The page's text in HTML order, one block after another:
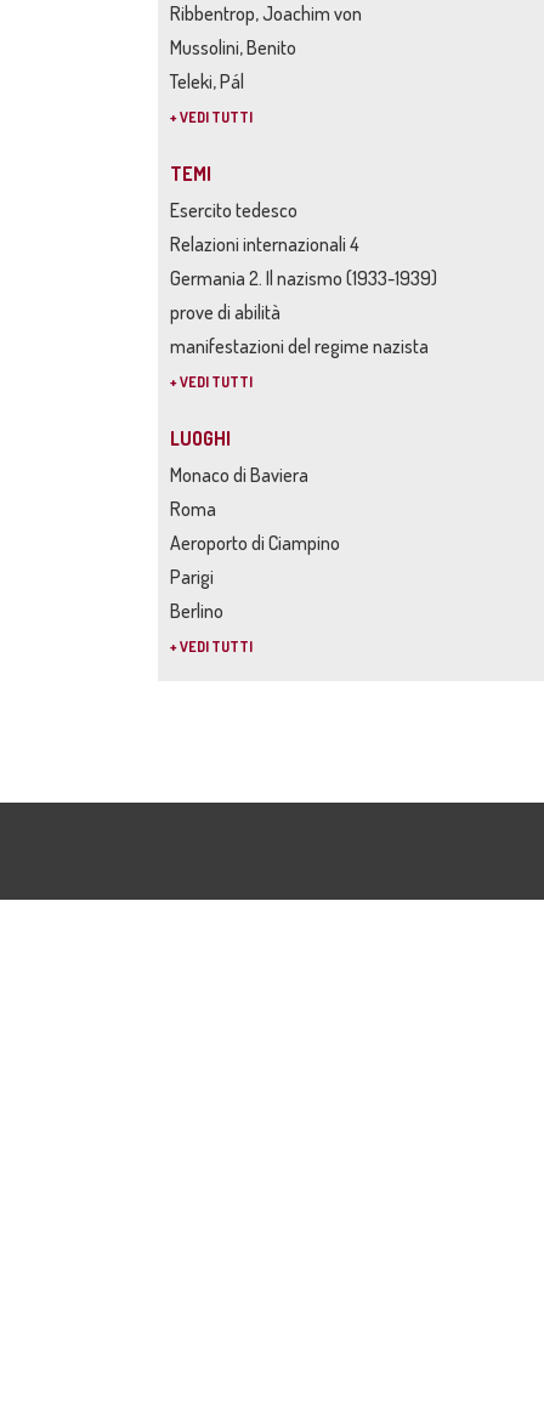
Ribbentrop, Joachim von
Mussolini, Benito
Teleki, Pál
+ VEDI TUTTI
TEMI
Esercito tedesco
Relazioni internazionali 4
Germania 2. Il nazismo (1933-1939)
prove di abilità
manifestazioni del regime nazista
+ VEDI TUTTI
LUOGHI
Monaco di Baviera
Roma
Aeroporto di Ciampino
Parigi
Berlino
+ VEDI TUTTI